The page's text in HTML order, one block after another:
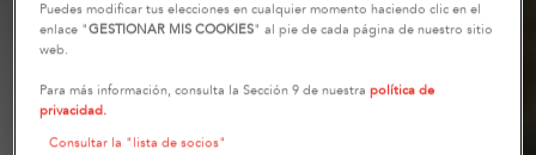
Puedes modificar tus elecciones en cualquier momento haciendo clic en el
enlace "GESTIONAR MIS COOKIES" al pie de cada página de nuestro sitio
web.
Para más información, consulta la Sección 9 de nuestrapolítica de
privacidad.
Consultar la "lista de socios"